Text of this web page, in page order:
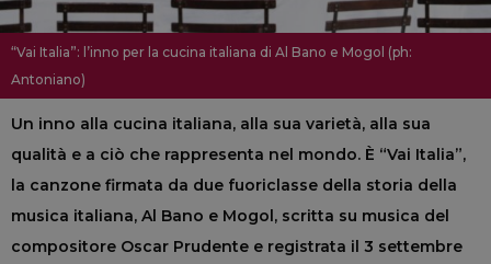
“Vai Italia”: l’inno per la cucina italiana di Al Bano e Mogol (ph:
Antoniano)
Un inno alla cucina italiana, alla sua varietà, alla sua
qualità e a ciò che rappresenta nel mondo. È “Vai Italia”,
la canzone firmata da due fuoriclasse della storia della
musica italiana, Al Bano e Mogol, scritta su musica del
compositore Oscar Prudente e registrata il 3 settembre